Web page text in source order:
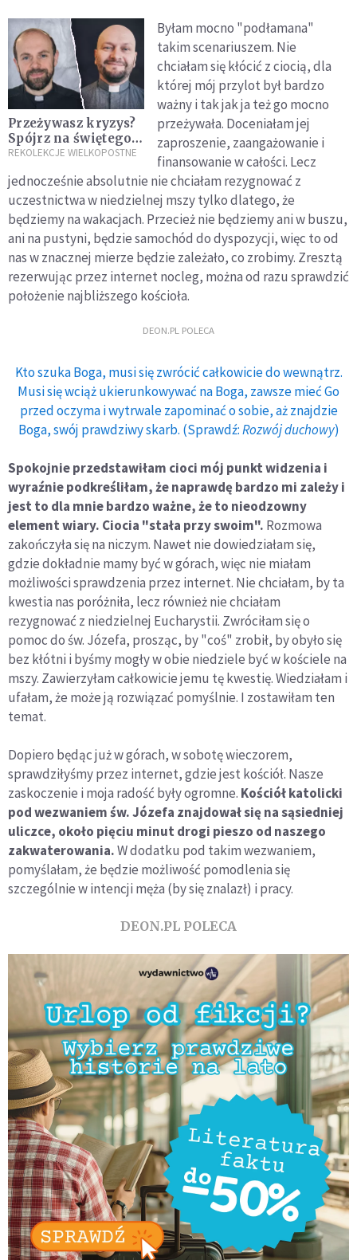
Przeżywasz kryzys?
Spójrz na świętego
Józefa
REKOLEKCJE WIELKOPOSTNE
Byłam mocno "podłamana"
takim scenariuszem. Nie
chciałam się kłócić z ciocią, dla
której mój przylot był bardzo
ważny i tak jak ja też go mocno
przeżywała. Doceniałam jej
zaproszenie, zaangażowanie i
finansowanie w całości. Lecz
jednocześnie absolutnie nie chciałam rezygnować z
uczestnictwa w niedzielnej mszy tylko dlatego, że
będziemy na wakacjach. Przecież nie będziemy ani w buszu,
ani na pustyni, będzie samochód do dyspozycji, więc to od
nas w znacznej mierze będzie zależało, co zrobimy. Zresztą
rezerwując przez internet nocleg, można od razu sprawdzić
położenie najbliższego kościoła.
DEON.PL POLECA
Kto szuka Boga, musi się zwrócić całkowicie do wewnątrz.
Musi się wciąż ukierunkowywać na Boga, zawsze mieć Go
przed oczyma i wytrwale zapominać o sobie, aż znajdzie
Boga, swój prawdziwy skarb. (Sprawdź:Rozwój duchowy)
Spokojnie przedstawiłam cioci mój punkt widzenia i
wyraźnie podkreśliłam, że naprawdę bardzo mi zależy i
jest to dla mnie bardzo ważne, że to nieodzowny
element wiary. Ciocia "stała przy swoim". Rozmowa
zakończyła się na niczym. Nawet nie dowiedziałam się,
gdzie dokładnie mamy być w górach, więc nie miałam
możliwości sprawdzenia przez internet. Nie chciałam, by ta
kwestia nas poróżniła, lecz również nie chciałam
rezygnować z niedzielnej Eucharystii. Zwróciłam się o
pomoc do św. Józefa, prosząc, by "coś" zrobił, by obyło się
bez kłótni i byśmy mogły w obie niedziele być w kościele na
mszy. Zawierzyłam całkowicie jemu tę kwestię. Wiedziałam i
ufałam, że może ją rozwiązać pomyślnie. I zostawiłam ten
temat.
Dopiero będąc już w górach, w sobotę wieczorem,
sprawdziłyśmy przez internet, gdzie jest kościół. Nasze
zaskoczenie i moja radość były ogromne. Kościół katolicki
pod wezwaniem św. Józefa znajdował się na sąsiedniej
uliczce, około pięciu minut drogi pieszo od naszego
zakwaterowania.W dodatku pod takim wezwaniem,
pomyślałam, że będzie możliwość pomodlenia się
szczególnie w intencji męża (by się znalazł) i pracy.
DEON.PL POLECA